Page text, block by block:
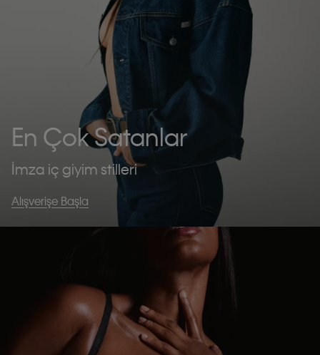
En Çok Satanlar
İmza iç giyim stilleri
Alışverişe Başla